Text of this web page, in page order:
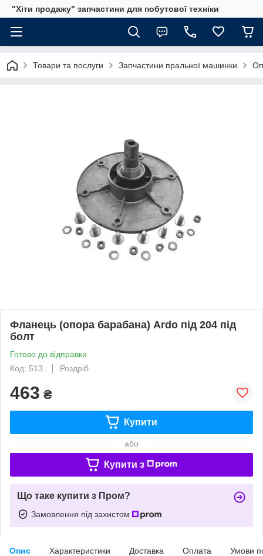
"Хіти продажу" запчастини для побутової техніки
Товари та послуги Запчастини пральної машинки
Фланець (опора барабана) Ardo під 204 під
болт
Готово до відправки
Код: 513.
Роздріб
463 ₴
Купити
або
Купити з
Що таке купити з Пром?
Замовлення під захистом
Опис Характеристики Доставка Оплата Умови